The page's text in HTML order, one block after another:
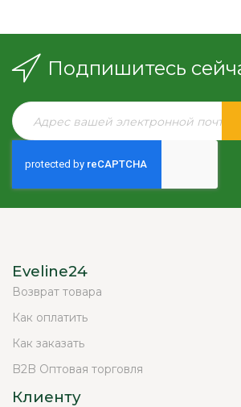
Подпишитесь
Eveline24
Возврат товара
Как оплатить
Как заказать
B2B Оптовая торговля
Клиенту